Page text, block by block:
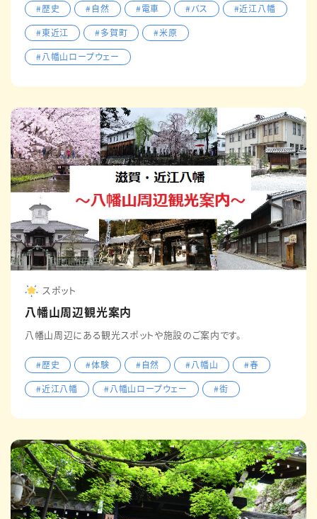
#歴史 #自然 #電車 #バス
#近江八幡
#東近江
#多賀町
#米原
#八幡山ロープウェー
スポット
八幡山周辺観光案内
八幡山周辺にある観光スポットや施設のご案内です。
#歴史 #体験 #自然 #八幡山
#春
#近江八幡
#八幡山ロープウェー #街